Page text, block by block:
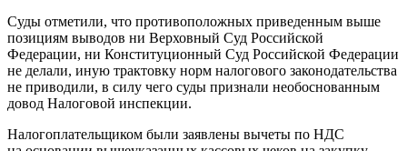
Суды отметили, что противоположных приведенным выше
позициям выводов ни Верховный Суд Российской
Федерации, ни Конституционный Суд Российской Федерации
не делали, иную трактовку норм налогового законодательства
не приводили, в силу чего суды признали необоснованным
довод Налоговой инспекции.
Налогоплательщиком были заявлены вычеты по НДС